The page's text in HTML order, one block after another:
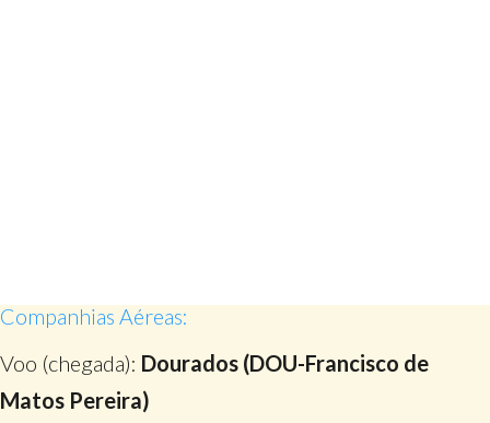
Companhias Aéreas:
Voo (chegada): Dourados (DOU-Francisco de
Matos Pereira)